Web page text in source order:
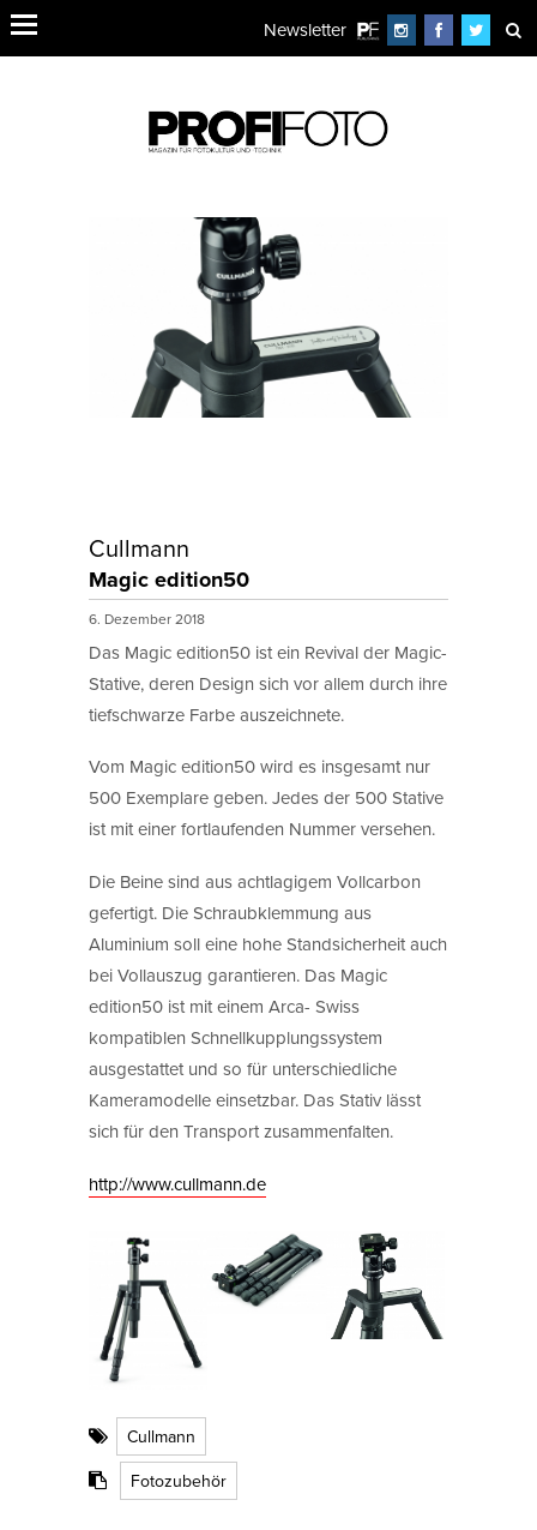
Newsletter
Cullmann
Magic edition50
6. Dezember 2018
Das Magic edition50 ist ein Revival der Magic-
Stative, deren Design sich vor allem durch ihre
tiefschwarze Farbe auszeichnete.
Vom Magic edition50 wird es insgesamt nur
500 Exemplare geben. Jedes der 500 Stative
ist mit einer fortlaufenden Nummer versehen.
Die Beine sind aus achtlagigem Vollcarbon
gefertigt. Die Schraubklemmung aus
Aluminium soll eine hohe Standsicherheit auch
bei Vollauszug garantieren. Das Magic
edition50 ist mit einem Arca- Swiss
kompatiblen Schnellkupplungssystem
ausgestattet und so für unterschiedliche
Kameramodelle einsetzbar. Das Stativ lässt
sich für den Transport zusammenfalten.
http://www.cullmann.de
Cullmann
Fotozubehör